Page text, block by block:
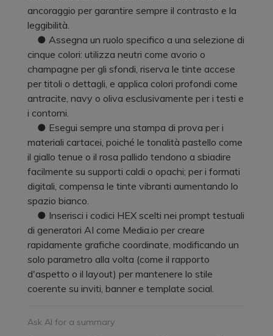
ancoraggio per garantire sempre il contrasto e la
leggibilità.
● Assegna un ruolo specifico a una selezione di
cinque colori: utilizza neutri come avorio o
champagne per gli sfondi, riserva le tinte accese
per titoli o dettagli, e applica colori profondi come
antracite, navy o oliva esclusivamente per i testi e
i contorni.
● Esegui sempre una stampa di prova per i
materiali cartacei, poiché le tonalità pastello come
il giallo tenue o il rosa pallido tendono a sbiadire
facilmente su supporti caldi o opachi; per i formati
digitali, compensa le tinte vibranti aumentando lo
spazio bianco.
● Inserisci i codici HEX scelti nei prompt testuali
di generatori AI come Media.io per creare
rapidamente grafiche coordinate, modificando un
solo parametro alla volta (come il rapporto
d'aspetto o il layout) per mantenere lo stile
coerente su inviti, banner e template social.
Ask AI for a summary